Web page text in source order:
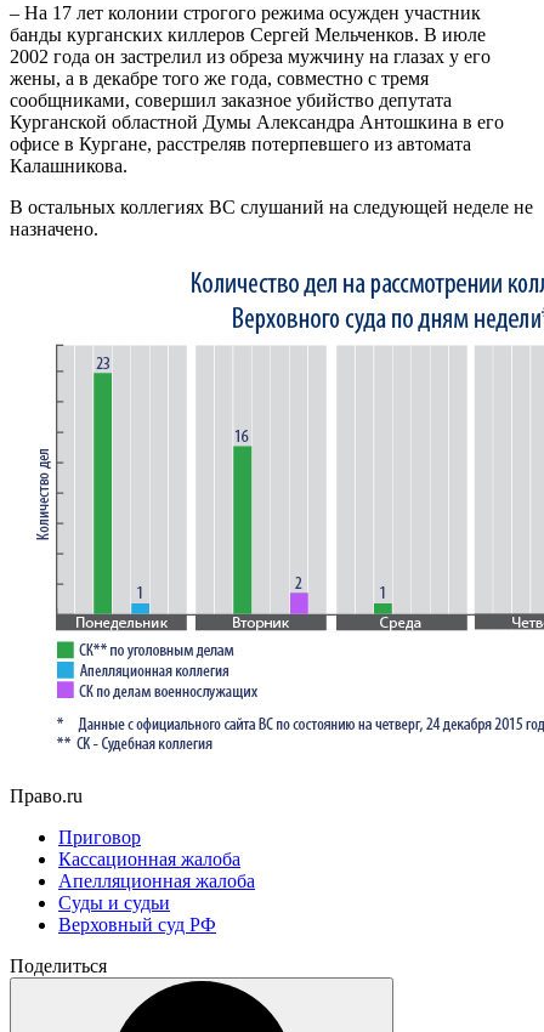
– На 17 лет колонии строгого режима осужден участник
банды курганских киллеров Сергей Мельченков. В июле
2002 года он застрелил из обреза мужчину на глазах у его
жены, а в декабре того же года, совместно с тремя
сообщниками, совершил заказное убийство депутата
Курганской областной Думы Александра Антошкина в его
офисе в Кургане, расстреляв потерпевшего из автомата
Калашникова.
В остальных коллегиях ВС слушаний на следующей неделе не
назначено.
Право.ru
Приговор
Кассационная жалоба
Апелляционная жалоба
Суды и судьи
Верховный суд РФ
Поделиться